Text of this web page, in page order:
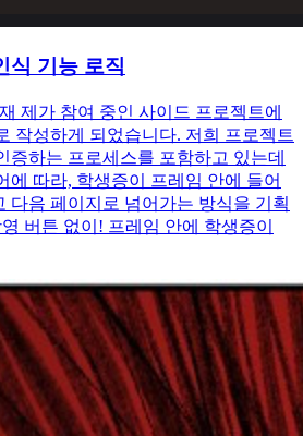
식 기능 로직
제가 참여 중인 사이드 프로젝트에
작성하게 되었습니다. 저희 프로젝트
증하는 프로세스를 포함하고 있는데
에 따라, 학생증이 프레임 안에 들어
다음 페이지로 넘어가는 방식을 기획
버튼 없이! 프레임 안에 학생증이